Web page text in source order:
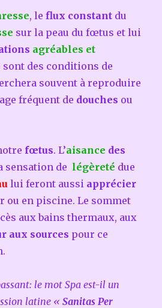
, leflux constant du
sur la peau du fœtus et lui
agréables et
sont des conditions de
souvent à reproduire
fréquent de douches ou
fœtus. L’aisance des
sensation de légèreté due
lui feront aussi apprécier
ou en piscine. Le sommet
aux bains thermaux, aux
aux sources pour ce
le mot Spa est-il un
latine «Sanitas Per